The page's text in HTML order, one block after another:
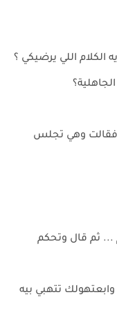
اللي يرضيكي ؟
فقالت وهي تجلس
... ثم قال وتحكم
تتهبي بيه